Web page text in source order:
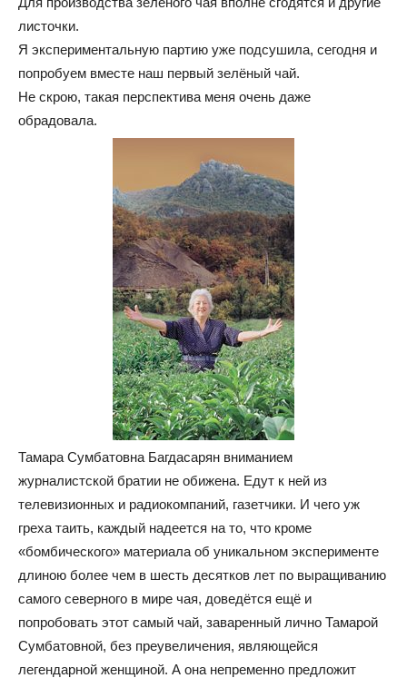
листочки.
Я экспериментальную партию уже подсушила, сегодня и
попробуем вместе наш первый зелёный чай.
Не скрою, такая перспектива меня очень даже
обрадовала.
Тамара Сумбатовна Багдасарян вниманием
журналистской братии не обижена. Едут к ней из
телевизионных и радиокомпаний, газетчики. И чего уж
греха таить, каждый надеется на то, что кроме
«бомбического» материала об уникальном эксперименте
длиною более чем в шесть десятков лет по выращиванию
самого северного в мире чая, доведётся ещё и
попробовать этот самый чай, заваренный лично Тамарой
Сумбатовной, без преувеличения, являющейся
легендарной женщиной. А она непременно предложит